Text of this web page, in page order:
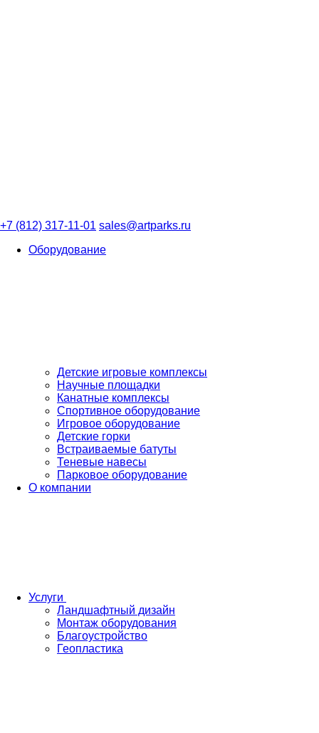
+7 (812) 317-11-01 sales@artparks.ru
Оборудование
Детские игровые комплексы
Научные площадки
Канатные комплексы
Спортивное оборудование
Игровое оборудование
Детские горки
Встраиваемые батуты
Теневые навесы
Парковое оборудование
О компании
Услуги
Ландшафтный дизайн
Монтаж оборудования
Благоустройство
Геопластика